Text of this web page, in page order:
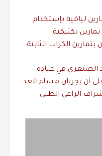
لياقية بإستخدام
تكتيكية
الكرات الثابتة
الصيعري في عيادة
أن يجريان مساء الغد
الراعي الطبي